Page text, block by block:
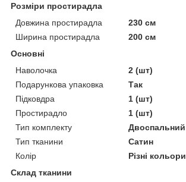
Розміри простирадла
Довжина простирадла
230 см
Ширина простирадла
200 см
Основні
Наволочка
2 (шт)
Подарункова упаковка
Так
Підковдра
1 (шт)
Простирадло
1 (шт)
Тип комплекту
Двоспальний
Тип тканини
Сатин
Колір
Різні кольори
Склад тканини